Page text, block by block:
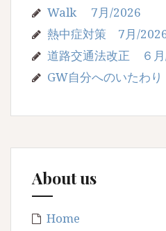
Walk 7月/2026
熱中症対策 7月/
道路交通法改正 ６
GW自分へのいたわ
About us
Home